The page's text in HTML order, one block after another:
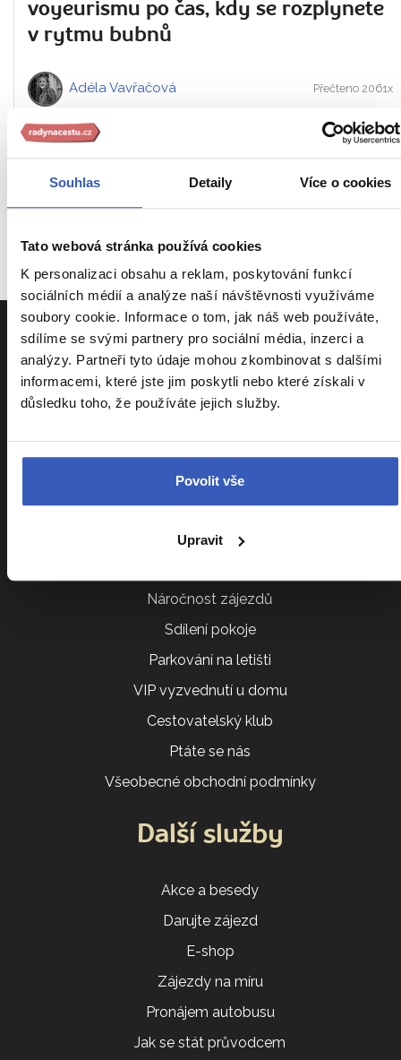
Souhlas Detaily Více o cookies
Tato webová stránka používá cookies
K personalizaci obsahu a reklam, poskytování funkcí
sociálních médií a analýze naší návštěvnosti využíváme
soubory cookie. Informace o tom, jak náš web používáte,
sdílíme se svými partnery pro sociální média, inzerci a
analýzy. Partneři tyto údaje mohou zkombinovat s dalšími
informacemi, které jste jim poskytli nebo které získali v
důsledku toho, že používáte jejich služby.
Povolit vše
Upravit
voyeurismu po čas, kdy se rozplynete
v rytmu bubnů
Adéla Vavřačová Přečteno 2061x
INSPIRACE
JE DÍLEM PRŮVODCŮ A
Cestovní pojištění Kooperativa
Cestovní pojištění Slavia
Kalendář zájezdů
Náročnost zájezdů
Sdílení pokoje
Parkování na letišti
VIP vyzvednutí u domu
Cestovatelský klub
Ptáte se nás
Všeobecné obchodní podmínky
Další služby
Akce a besedy
Darujte zájezd
E-shop
Zájezdy na míru
Pronájem autobusu
Jak se stát průvodcem